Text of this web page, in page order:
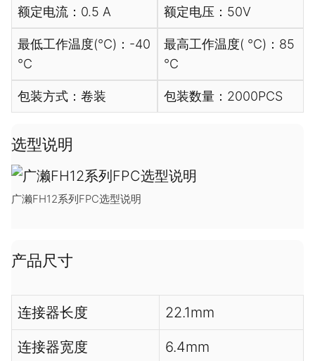
额定电流：0.5 A 额定电压：50V
最低工作温度(℃)：-40
℃
最高工作温度( ℃)：85
℃
包装方式：卷装 包装数量：2000PCS
选型说明
广濑FH12系列FPC选型说明
产品尺寸
连接器长度 22.1mm
连接器宽度 6.4mm